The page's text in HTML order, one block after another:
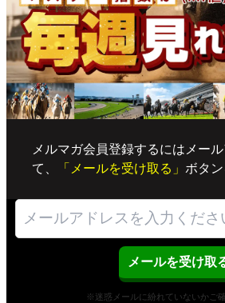
メルマガ会員登録するにはメー
て、
「メールを受け取る」 ボタ
※迷惑メールに紛れていないかご